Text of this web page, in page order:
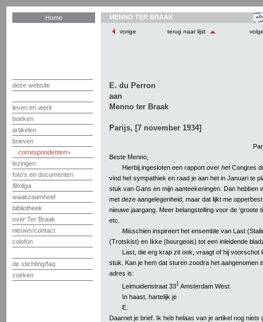
Home
deze website
leven en werk
boeken
artikelen
brieven
correspondenten
lezingen
foto's en documenten
filmliga
waakzaamheid
bibliotheek
over Ter Braak
nieuws/contact
colofon
de stichting/faq
zoeken
MENNO TER BRAAK
vorige terug naar lijst
E. du Perron
aan
Menno ter Braak
Parijs, [7 november 1934]
Beste Menno,
Hierbij ingesloten een rapport over hetCongres
vind het sympathiek en raad je aan het in Januari te
stuk van Gans en mijn aanteekeningen. Dan hebben
met deze aangelegenheid, maar dat lijkt me
nieuwe jaargang. Meer belangstelling voor de ‘groote
etc.
Misschien inspireert het ensemble van Last
(Trotskist) en Ikke (bourgeois) tot een inleidende
Last, die erg krap zit ook, vraagt of hij voorschot
stuk. Kan je hem dat sturen zoodra het aangenomen
adres is:
Leimuidenstraat 331 Amsterdam West.
In haast, hartelijk je
E.
Daarnet je brief. Ik heb helaas van je artikel nog niets